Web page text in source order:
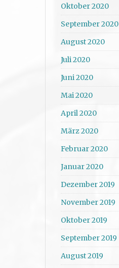
Oktober 2020
September 2020
August 2020
Juli 2020
Juni 2020
Mai 2020
April 2020
März 2020
Februar 2020
Januar 2020
Dezember 2019
November 2019
Oktober 2019
September 2019
August 2019